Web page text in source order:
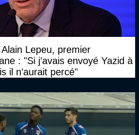
Lepeu, premier
: "Si j’avais envoyé Yazid à
il n’aurait percé"